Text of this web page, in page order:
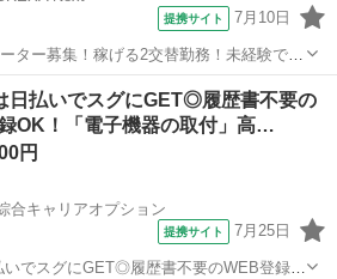
提携サイト 7月10日
ター募集！稼げる2交替勤務！未経験でも
寮をご用意！寮から無料送迎サービスあり
その他
日払いでスグにGET◎履歴書不要の
OK！「電子機器の取付」高…
円
合キャリアオプション
提携サイト 7月25日
いでスグにGET◎履歴書不要のWEB登録